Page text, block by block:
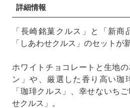
詳細情報
「長崎銘菓クルス」と「新商
「しあわせクルス」のセットが
ホワイトチョコレートと生地
ン」や、厳選した香り高い珈
「珈琲クルス」、幸せないち
せクルス」。